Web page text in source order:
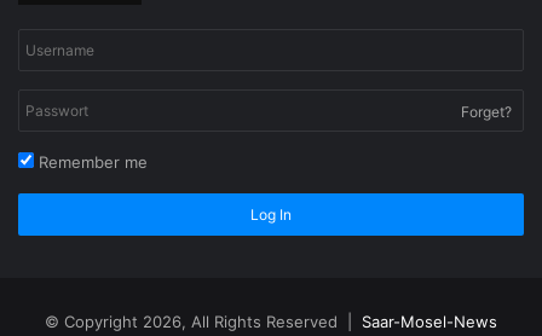
Forget?
Remember me
Log In
© Copyright 2026, All Rights Reserved | Saar-Mosel-News